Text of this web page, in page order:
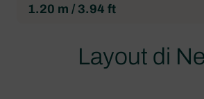
1.20 m / 3.94 ft
Layout di